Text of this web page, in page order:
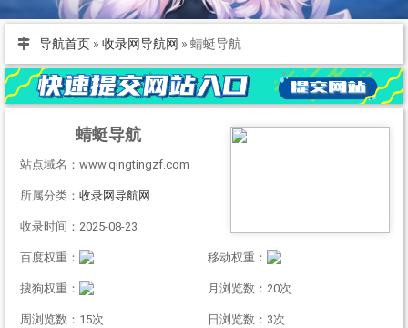
导航首页 » 收录网导航网 » 蜻蜓导航
蜻蜓导航
站点域名：www.qingtingzf.com
所属分类： 收录网导航网
收录时间：2025-08-23
百度权重： 移动权重：
搜狗权重： 月浏览数：20次
周浏览数：15次
日浏览数：3次